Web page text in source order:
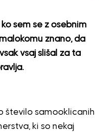
sem se z osebnim
znano, da
vsaj slišal za ta
število samooklicanih
ki so nekaj